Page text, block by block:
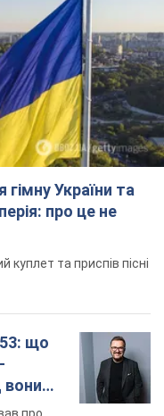
та приспів пісні
що
вони
про
не